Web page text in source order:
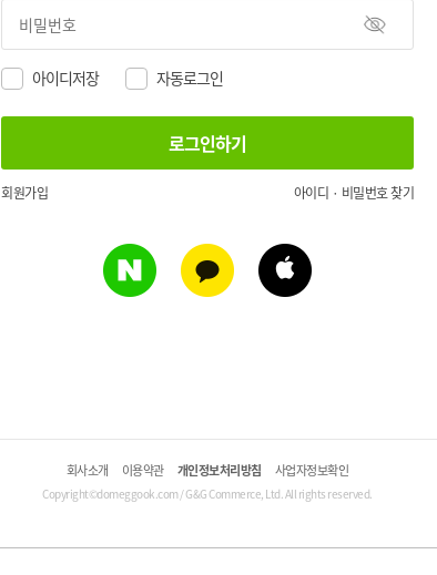
아이디저장 자동로그인
회원가입 아이디 · 비밀번호 찾기
회사소개 이용약관 개인정보처리방침 사업자정보확인
Copyright©domeggook.com / G&G Commerce, Ltd. All rights reserved.